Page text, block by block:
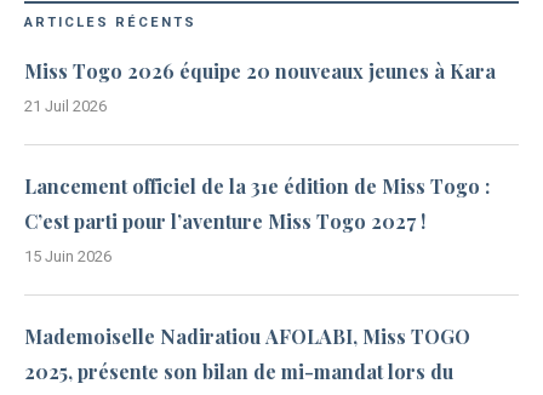
ARTICLES RÉCENTS
Miss Togo 2026 équipe 20 nouveaux jeunes à Kara
21 Juil 2026
Lancement officiel de la 31e édition de Miss Togo :
C’est parti pour l’aventure Miss Togo 2027 !
15 Juin 2026
Mademoiselle Nadiratiou AFOLABI, Miss TOGO
2025, présente son bilan de mi-mandat lors du